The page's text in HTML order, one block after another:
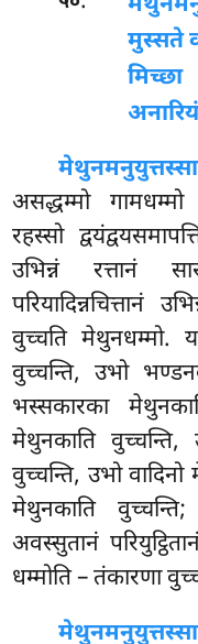
मुस्सते
मेथुनमनुयुत्तस्सा
असद्धम्मो
रहस्सो
उभिन्नं रत्तानं
परियादिन्नचित्तानं
वुच्चति मेथुनधम्मो.
वुच्चन्ति, उभो
भस्सकारका
मेथुनकाति
वुच्चन्ति, उभो
मेथुनकाति
अवस्सुतानं
धम्मोति – तंकारणा
मेथुनमनुयुत्तस्सा